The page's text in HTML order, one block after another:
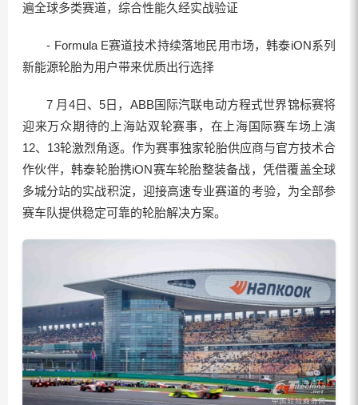
遍全球多类赛道，综合性能久经实战验证
- Formula E赛道技术持续落地民用市场，韩泰iON系列
新能源轮胎为用户带来优质出行选择
7 月4日、5日，ABB国际汽联电动方程式世界锦标赛将
迎来万众期待的上海站双轮赛事，在上海国际赛车场上演
12、13轮激烈角逐。作为赛事独家轮胎供应商与官方技术合
作伙伴，韩泰轮胎携iON赛车轮胎整装备战，凭借覆盖全球
多城分站的实战积淀，迎接高速专业赛道的考验，为全部参
赛车队提供稳定可靠的轮胎解决方案。